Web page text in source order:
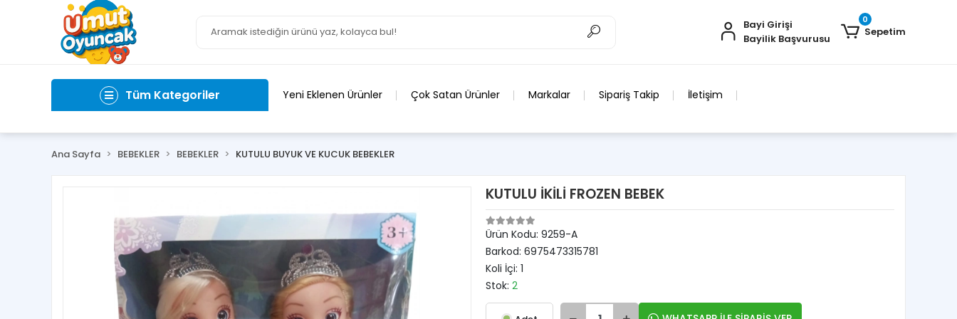
Bayi Girişi
Bayilik Başvurusu
0
Sepetim
Tüm Kategoriler Yeni Eklenen Ürünler Çok Satan Ürünler Markalar Sipariş Takip İletişim
Ana Sayfa BEBEKLER BEBEKLER KUTULU BUYUK VE KUCUK BEBEKLER
KUTULU İKİLİ FROZEN BEBEK
Ürün Kodu: 9259-A
Barkod: 6975473315781
Koli İçi: 1
Stok: 2